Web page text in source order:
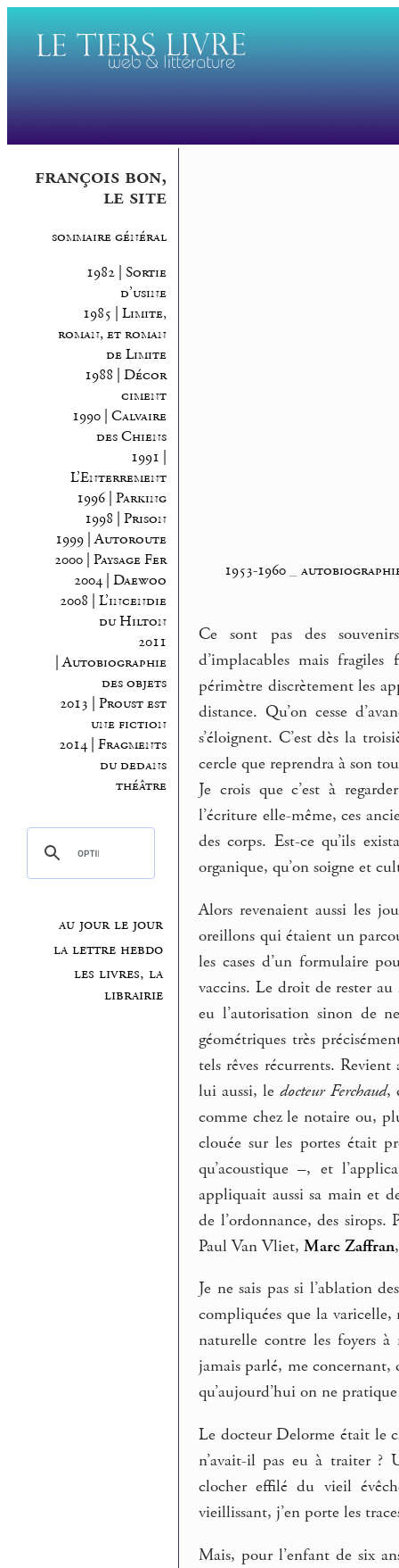
françois bon,
le site
sommaire général
1982 | Sortie
d’usine
1985 | Limite,
roman, et roman
de Limite
1988 | Décor
ciment
1990 | Calvaire
des Chiens
1991 |
L’Enterrement
1996 | Parking
1998 | Prison
1999 | Autoroute
2000 | Paysage Fer
2004 | Daewoo
2008 | L’incendie
du Hilton
2011
| Autobiographie
des objets
2013 | Proust est
une fiction
2014 | Fragments
du dedans
théâtre
au jour le jour
la lettre hebdo
les livres, la
librairie
1953-1960_
Ce sont pas des
d’implacables mais
périmètre discrètement les
distance. Qu’on cesse
s’éloignent. C’est dès la
cercle que reprendra à son
Je crois que c’est à
l’écriture elle-même, ces
des corps. Est-ce qu’ils
organique, qu’on soigne et
Alors revenaient aussi les
oreillons qui étaient un
les cases d’un formulaire
vaccins. Le droit de rester
eu l’autorisation sinon de
géométriques très
tels rêves récurrents.
lui aussi, ledocteur Ferchaud,
comme chez le notaire ou,
clouée sur les portes était
qu’acoustique –, et
appliquait aussi sa main et
de l’ordonnance, des
Paul Van Vliet,Marc Zaffran
Je ne sais pas si l’ablation
compliquées que la
naturelle contre les foyers à
jamais parlé, me concernant,
qu’aujourd’hui on ne
Le docteur Delorme était le
n’avait-il pas eu à traiter ?
clocher effilé du vieil
vieillissant, j’en porte les
Mais, pour l’enfant de six